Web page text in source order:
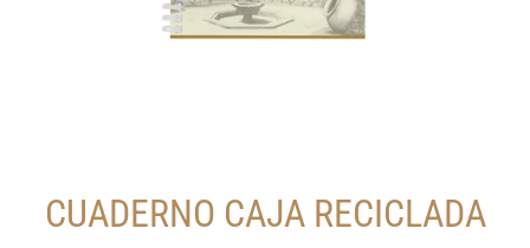
CUADERNO CAJA RECICLADA